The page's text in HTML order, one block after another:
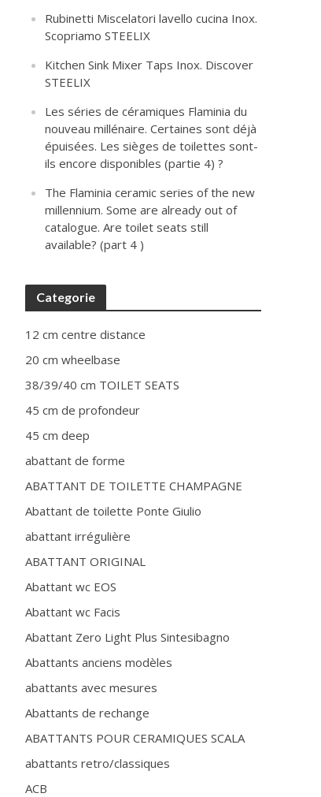
Rubinetti Miscelatori lavello cucina Inox.
Scopriamo STEELIX
Kitchen Sink Mixer Taps Inox. Discover
STEELIX
Les séries de céramiques Flaminia du
nouveau millénaire. Certaines sont déjà
épuisées. Les sièges de toilettes sont-
ils encore disponibles (partie 4) ?
The Flaminia ceramic series of the new
millennium. Some are already out of
catalogue. Are toilet seats still
available? (part 4 )
Categorie
12 cm centre distance
20 cm wheelbase
38/39/40 cm TOILET SEATS
45 cm de profondeur
45 cm deep
abattant de forme
ABATTANT DE TOILETTE CHAMPAGNE
Abattant de toilette Ponte Giulio
abattant irrégulière
ABATTANT ORIGINAL
Abattant wc EOS
Abattant wc Facis
Abattant Zero Light Plus Sintesibagno
Abattants anciens modèles
abattants avec mesures
Abattants de rechange
ABATTANTS POUR CERAMIQUES SCALA
abattants retro/classiques
ACB